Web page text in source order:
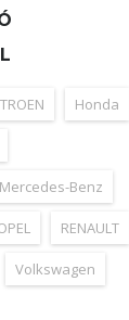
Honda
Mercedes-Benz
RENAULT
Volkswagen